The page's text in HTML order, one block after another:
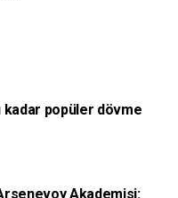
kadar popüler dövme
Akademisi: